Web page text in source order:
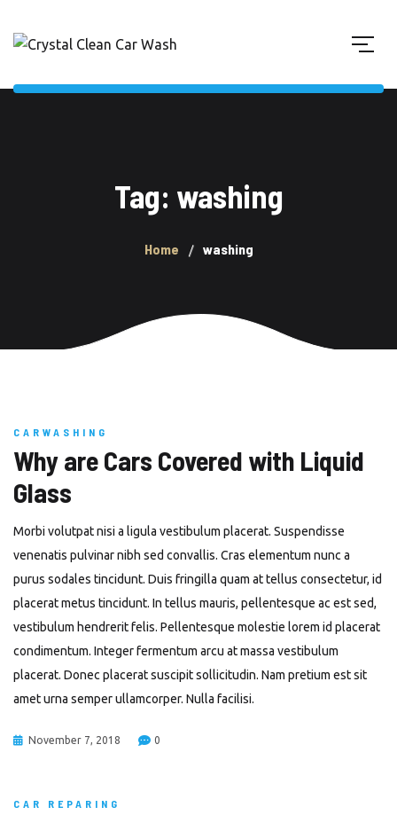
Tag: washing
Home washing
CARWASHING
Why are Cars Covered with Liquid
Glass
Morbi volutpat nisi a ligula vestibulum placerat. Suspendisse
venenatis pulvinar nibh sed convallis. Cras elementum nunc a
purus sodales tincidunt. Duis fringilla quam at tellus consectetur, id
placerat metus tincidunt. In tellus mauris, pellentesque ac est sed,
vestibulum hendrerit felis. Pellentesque molestie lorem id placerat
condimentum. Integer fermentum arcu at massa vestibulum
placerat. Donec placerat suscipit sollicitudin. Nam pretium est sit
amet urna semper ullamcorper. Nulla facilisi.
November 7, 2018 0
CAR REPARING